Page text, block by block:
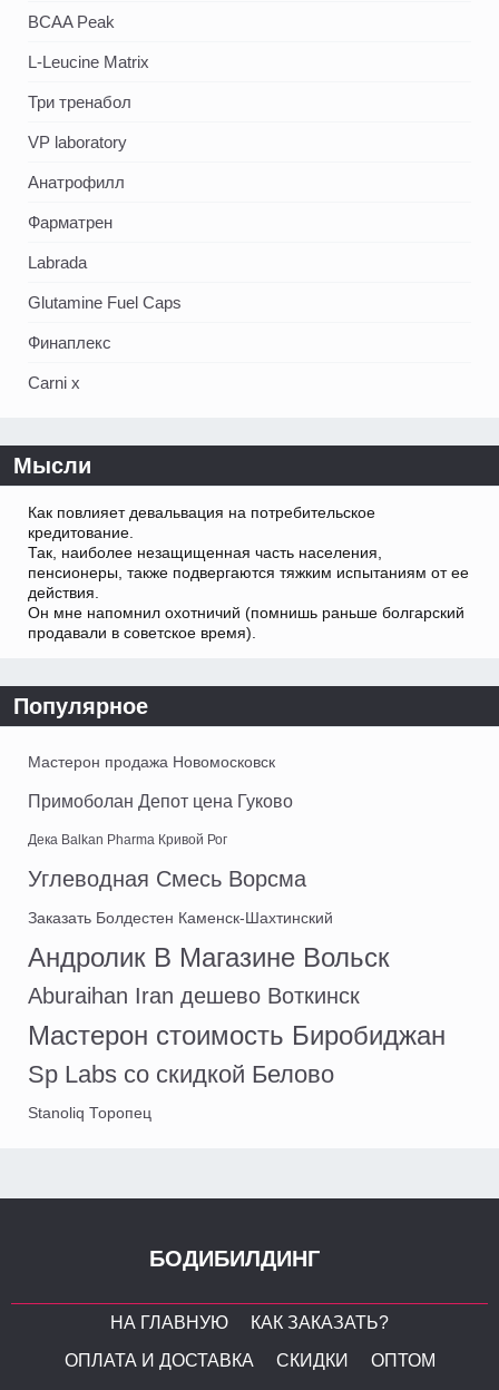
BCAA Peak
L-Leucine Matrix
Три тренабол
VP laboratory
Анатрофилл
Фарматрен
Labrada
Glutamine Fuel Caps
Финаплекс
Carni x
Мысли
Как повлияет девальвация на потребительское
кредитование.
Так, наиболее незащищенная часть населения,
пенсионеры, также подвергаются тяжким испытаниям от ее
действия.
Он мне напомнил охотничий (помнишь раньше болгарский
продавали в советское время).
Популярное
Мастерон продажа Новомосковск
Примоболан Депот цена Гуково
Дека Balkan Pharma Кривой Рог
Углеводная Смесь Ворсма
Заказать Болдестен Каменск-Шахтинский
Андролик В Магазине Вольск
Aburaihan Iran дешево Воткинск
Мастерон стоимость Биробиджан
Sp Labs со скидкой Белово
Stanoliq Торопец
БОДИБИЛДИНГ
НА ГЛАВНУЮ
КАК ЗАКАЗАТЬ?
ОПЛАТА И ДОСТАВКА
СКИДКИ
ОПТОМ